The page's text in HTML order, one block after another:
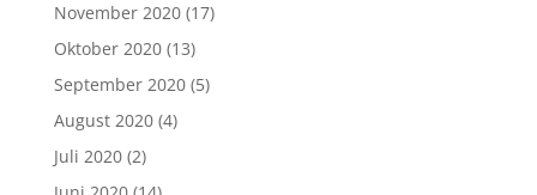
November 2020(17)
Oktober 2020(13)
September 2020(5)
August 2020(4)
Juli 2020(2)